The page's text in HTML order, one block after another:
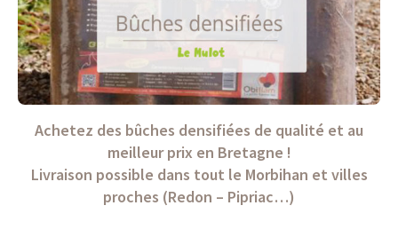
Achetez des bûches densifiées de qualité et au
meilleur prix en Bretagne !
Livraison possible dans tout le Morbihan et villes
proches (Redon – Pipriac…)